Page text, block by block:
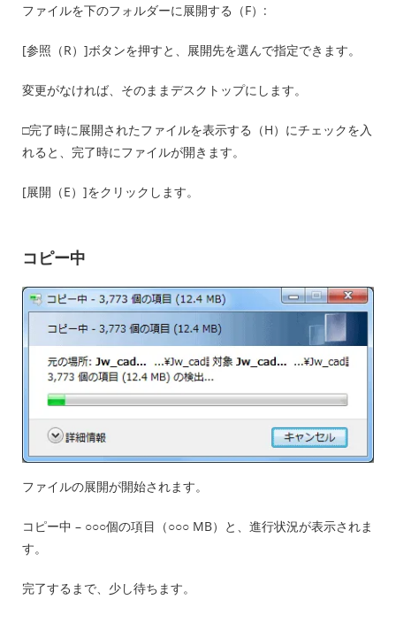
ファイルを下のフォルダーに展開する（F）:
[参照（R）]ボタンを押すと、展開先を選んで指定できます。
変更がなければ、そのままデスクトップにします。
□完了時に展開されたファイルを表示する（H）にチェックを入
れると、完了時にファイルが開きます。
[展開（E）]をクリックします。
コピー中
ファイルの展開が開始されます。
コピー中 – ○○○個の項目（○○○ MB）と、進行状況が表示されま
す。
完了するまで、少し待ちます。